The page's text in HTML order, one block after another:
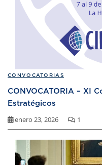
CONVOCATORIAS
CONVOCATORIA – XI
Estratégicos
enero 23, 2026 1